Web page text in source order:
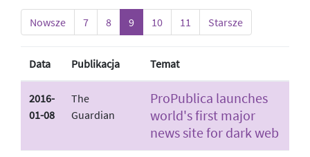
Nowsze 7 8 9 10 11 Starsze
Data Publikacja Temat
2016-
01-08
The
Guardian
ProPublica launches
world's first major
news site for dark web